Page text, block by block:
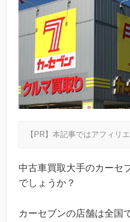
【PR】本記事ではアフィリ
中古車買取大手のカーセ
でしょうか？
カーセブンの店舗は全国